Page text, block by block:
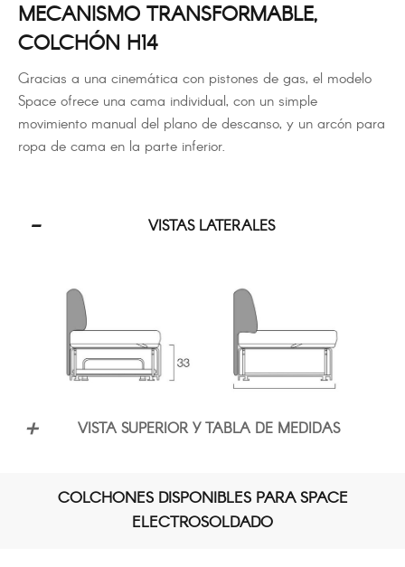
MECANISMO TRANSFORMABLE,
COLCHÓN H14
Gracias a una cinemática con pistones de gas, el modelo
Space ofrece una cama individual, con un simple
movimiento manual del plano de descanso, y un arcón para
ropa de cama en la parte inferior.
VISTAS LATERALES
VISTA SUPERIOR Y TABLA DE MEDIDAS
COLCHONES DISPONIBLES PARA SPACE
ELECTROSOLDADO